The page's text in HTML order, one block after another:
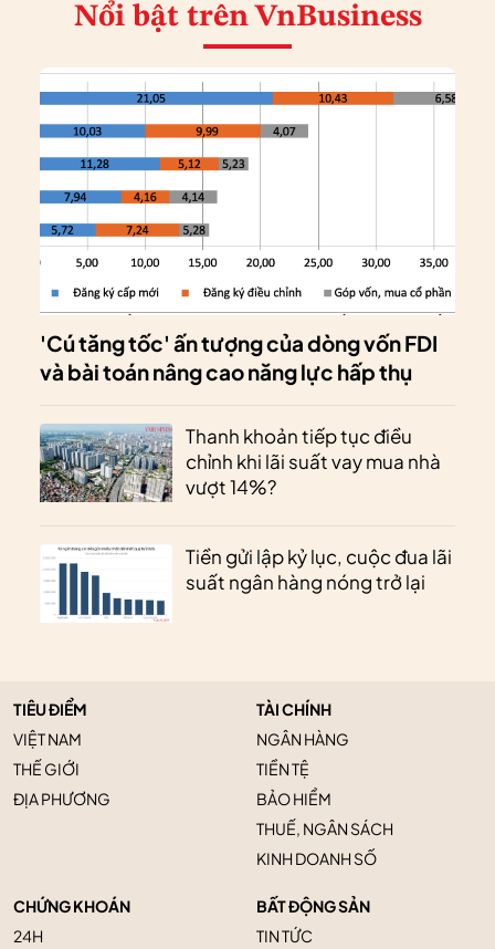
Nổi bật trên VnBusiness
'Cú tăng tốc' ấn tượng của dòng vốn FDI
và bài toán nâng cao năng lực hấp thụ
Thanh khoản tiếp tục điều
chỉnh khi lãi suất vay mua nhà
vượt 14%?
Tiền gửi lập kỷ lục, cuộc đua lãi
suất ngân hàng nóng trở lại
TIÊU ĐIỂM
VIỆT NAM
THẾ GIỚI
ĐỊA PHƯƠNG
TÀI CHÍNH
NGÂN HÀNG
TIỀN TỆ
BẢO HIỂM
THUẾ, NGÂN SÁCH
KINH DOANH SỐ
CHỨNG KHOÁN
24H
BẤT ĐỘNG SẢN
TIN TỨC